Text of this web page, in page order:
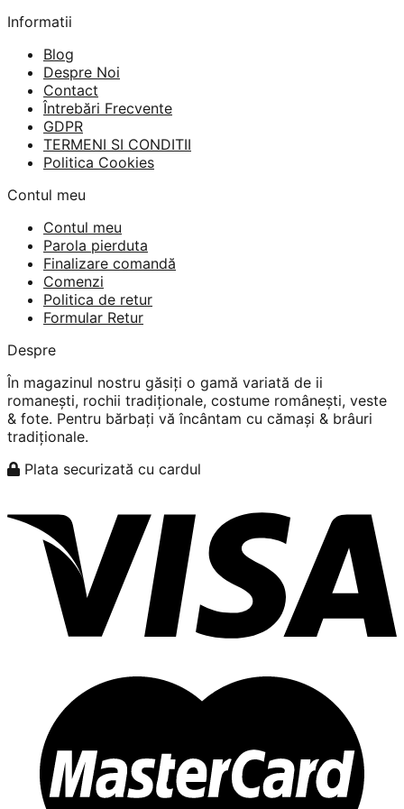
Informatii
Blog
Despre Noi
Contact
Întrebări Frecvente
GDPR
TERMENI SI CONDITII
Politica Cookies
Contul meu
Contul meu
Parola pierduta
Finalizare comandă
Comenzi
Politica de retur
Formular Retur
Despre
În magazinul nostru găsiți o gamă variată de ii
romanești, rochii tradiționale, costume românești, veste
& fote. Pentru bărbați vă încântam cu cămași & brâuri
tradiționale.
Plata securizată cu cardul